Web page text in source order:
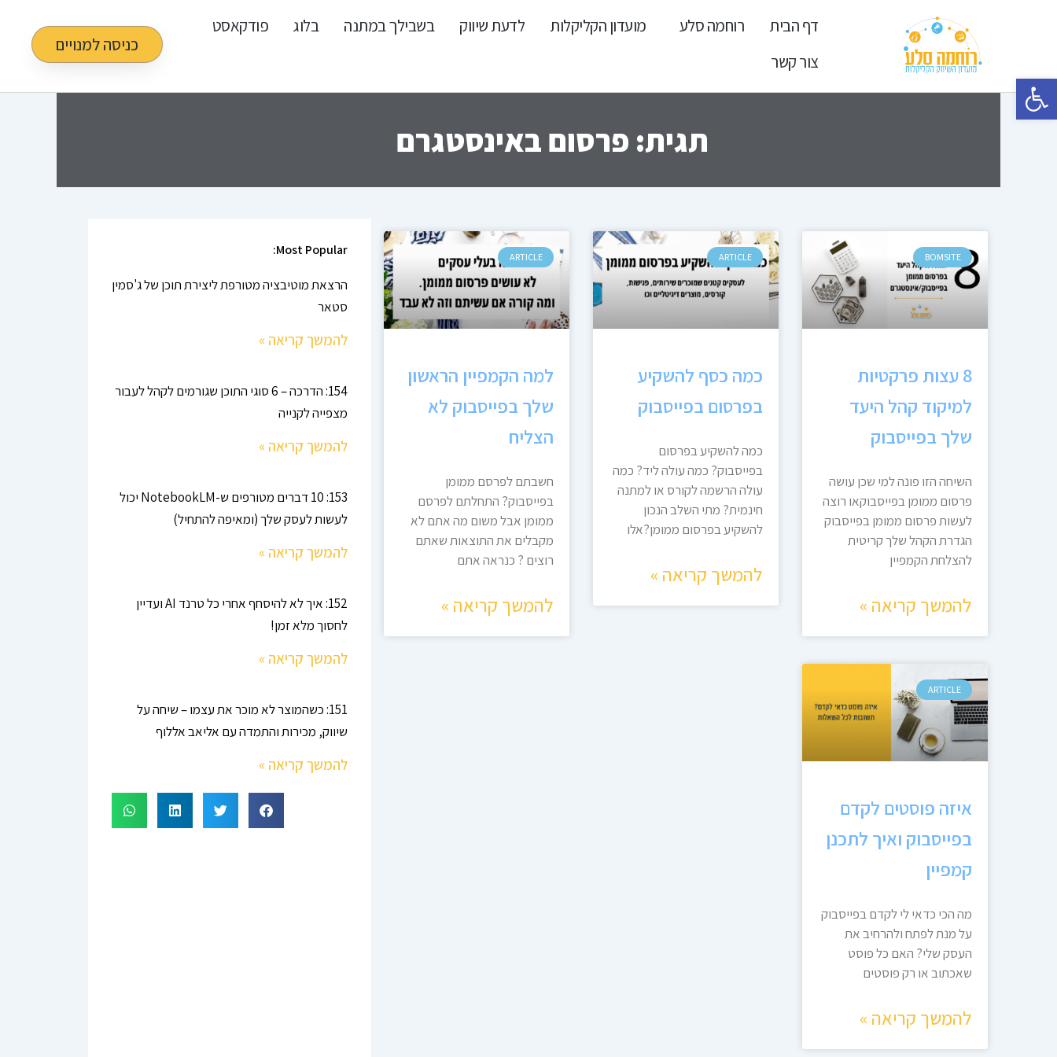
פתח סרגל נגישות
דף הבית רוחמה סלע מועדון הקליקלות לדעת שיווק בשבילך במתנה בלוג
פודקאסט
צור קשר
כניסה למנויים
תגית: פרסום באינסטגרם
BOMSITE
8 עצות פרקטיות
למיקוד קהל היעד
שלך בפייסבוק
השיחה הזו פונה למי שכן עושה
פרסום ממומן בפייסבוקאו רוצה
לעשות פרסום ממומן בפייסבוק
הגדרת הקהל שלך קריטית
להצלחת הקמפיין
להמשך קריאה »
ARTICLE
כמה כסף להשקיע
בפרסום בפייסבוק
כמה להשקיע בפרסום
בפייסבוק? כמה עולה ליד? כמה
עולה הרשמה לקורס או למתנה
חינמית? מתי השלב הנכון
להשקיע בפרסום ממומן?אלו
להמשך קריאה »
ARTICLE
למה הקמפיין הראשון
שלך בפייסבוק לא
הצליח
חשבתם לפרסם ממומן
בפייסבוק? התחלתם לפרסם
ממומן אבל משום מה אתם לא
מקבלים את התוצאות שאתם
רוצים ? כנראה אתם
להמשך קריאה »
ARTICLE
איזה פוסטים לקדם
בפייסבוק ואיך לתכנן
קמפיין
מה הכי כדאי לי לקדם בפייסבוק
על מנת לפתח ולהרחיב את
העסק שלי? האם כל פוסט
שאכתוב או רק פוסטים
להמשך קריאה »
Most Popular:
הרצאת מוטיבציה מטורפת ליצירת תוכן של ג'סמין
סטאר
להמשך קריאה »
154: הדרכה – 6 סוגי התוכן שגורמים לקהל לעבור
מצפייה לקנייה
להמשך קריאה »
153: 10 דברים מטורפים ש-NotebookLM יכול
לעשות לעסק שלך (ומאיפה להתחיל)
להמשך קריאה »
152: איך לא להיסחף אחרי כל טרנד AI ועדיין
לחסוך מלא זמן!
להמשך קריאה »
151: כשהמוצר לא מוכר את עצמו – שיחה על
שיווק, מכירות והתמדה עם אליאב אללוף
להמשך קריאה »